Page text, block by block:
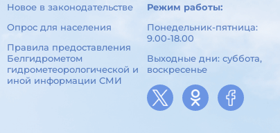
Новое в законодательстве
Опрос для населения
Правила предоставления
Белгидрометом
гидрометеорологической и
иной информации СМИ
Режим работы:
Понедельник-пятница:
9.00-18.00
Выходные дни: суббота,
воскресенье